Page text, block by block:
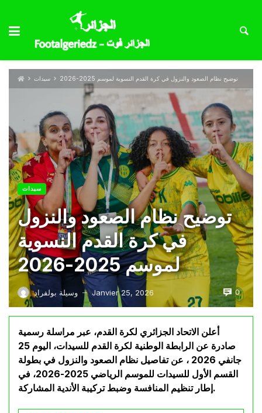
سيدات توضيح نظام الصعود والنزول في كرة القدم النسوية لموسم 2025-2026
سيدات
توضيح نظام الصعود والنزول
في كرة القدم النسوية
لموسم 2025-2026
وسيلة بولفراد — Janvier 25, 2026 0
أعلن الاتحاد الجزائري لكرة القدم، عبر مراسلة رسمية
صادرة عن الرابطة الوطنية لكرة القدم للسيدات، اليوم 25
جانفي 2026 ، عن تفاصيل نظام الصعود والنزول في بطولة
القسم الأول للسيدات للموسم الرياضي 2025-2026، في
إطار تنظيم المنافسة وضبط تركيبة الأندية المشاركة.